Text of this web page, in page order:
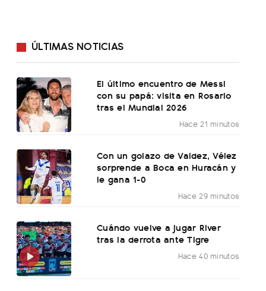
ÚLTIMAS NOTICIAS
El último encuentro de Messi
con su papá: visita en Rosario
tras el Mundial 2026
Hace 21 minutos
Con un golazo de Valdez, Vélez
sorprende a Boca en Huracán y
le gana 1-0
Hace 29 minutos
Cuándo vuelve a jugar River
tras la derrota ante Tigre
Hace 40 minutos